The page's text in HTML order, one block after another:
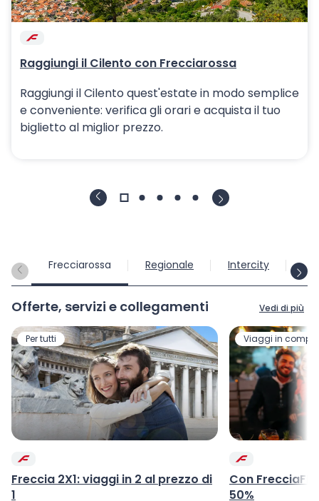
Raggiungi il Cilento con Frecciarossa
Raggiungi il Cilento quest'estate in modo semplice
e conveniente: verifica gli orari e acquista il tuo
biglietto al miglior prezzo.
Frecciarossa Regionale Intercity
Offerte, servizi e collegamenti Vedi di più
Per tutti
Freccia 2X1: viaggi in 2 al prezzo di
1
Viaggi in
Con
50%